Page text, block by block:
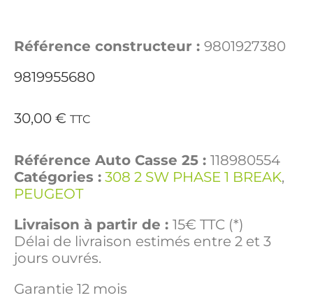
Référence constructeur : 9801927380
9819955680
30,00 € TTC
Référence Auto Casse 25 : 118980554
Catégories : 308 2 SW PHASE 1 BREAK,
PEUGEOT
Livraison à partir de : 15€ TTC (*)
Délai de livraison estimés entre 2 et 3
jours ouvrés.
Garantie 12 mois